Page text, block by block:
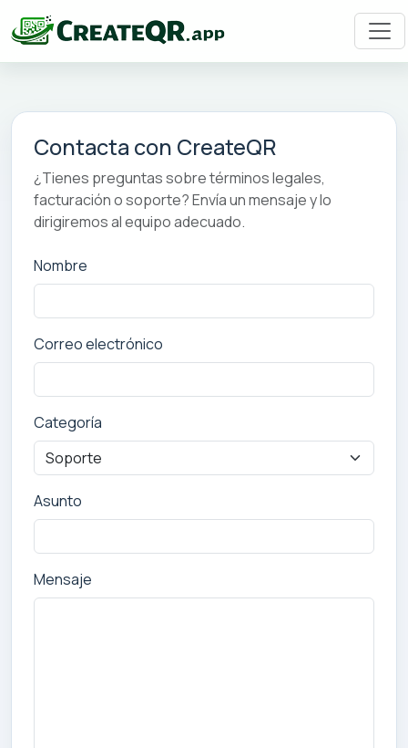
Contacta con CreateQR
¿Tienes preguntas sobre términos legales,
facturación o soporte? Envía un mensaje y lo
dirigiremos al equipo adecuado.
Nombre
Correo electrónico
Categoría
Asunto
Mensaje